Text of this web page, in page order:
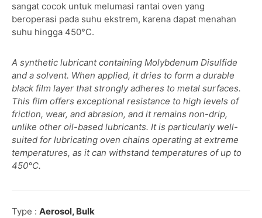
sangat cocok untuk melumasi rantai oven yang
beroperasi pada suhu ekstrem, karena dapat menahan
suhu hingga 450°C.
A synthetic lubricant containing Molybdenum Disulfide
and a solvent. When applied, it dries to form a durable
black film layer that strongly adheres to metal surfaces.
This film offers exceptional resistance to high levels of
friction, wear, and abrasion, and it remains non-drip,
unlike other oil-based lubricants. It is particularly well-
suited for lubricating oven chains operating at extreme
temperatures, as it can withstand temperatures of up to
450°C.
Type : Aerosol, Bulk